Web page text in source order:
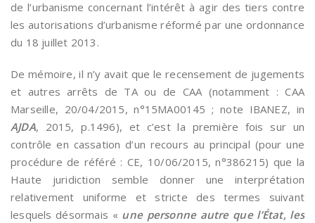
de l’urbanisme concernant l’intérêt à agir des tiers contre
les autorisations d’urbanisme réformé par une ordonnance
du 18 juillet 2013.
De mémoire, il n’y avait que le recensement de jugements
et autres arrêts de TA ou de CAA (notamment : CAA
Marseille, 20/04/2015, n°15MA00145 ; note IBANEZ, in
AJDA, 2015, p.1496), et c’est la première fois sur un
contrôle en cassation d’un recours au principal (pour une
procédure de référé : CE, 10/06/2015, n°386215) que la
Haute juridiction semble donner une interprétation
relativement uniforme et stricte des termes suivant
lesquels désormais « une personne autre que l’État, les